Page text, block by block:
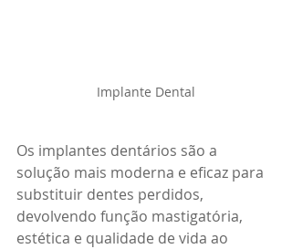
Implante Dental
Os implantes dentários são a
solução mais moderna e eficaz para
substituir dentes perdidos,
devolvendo função mastigatória,
estética e qualidade de vida ao